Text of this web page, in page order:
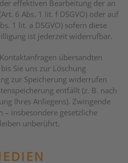
effektiven Bearbeitung der an
6 Abs. 1 lit. f DSGVO) oder auf
1 lit. a DSGVO) sofern diese
ist jederzeit widerrufbar.
übersandten
Sie uns zur Löschung
zur Speicherung widerrufen
entfällt (z. B. nach
Ihres Anliegens). Zwingende
– insbesondere gesetzliche
unberührt.